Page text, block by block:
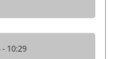
- 10:29